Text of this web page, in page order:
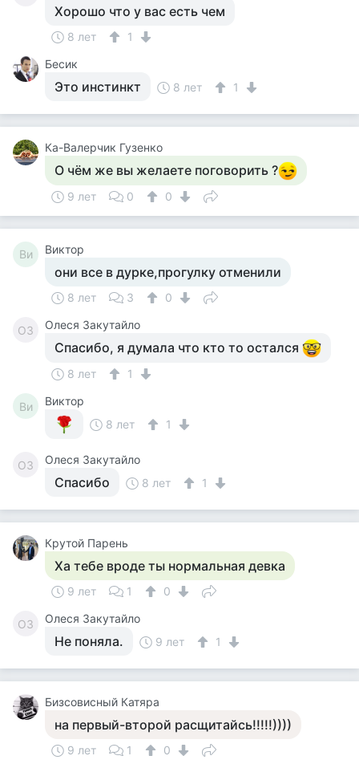
Хорошо что у вас есть чем
8 лет
1
Бесик
Это инстинкт 8 лет 1
Ка-Валерчик Гузенко
О чём же вы желаете поговорить ?
9 лет 0 0
Ви Виктор
они все в дурке,прогулку отменили
8 лет 3 0
ОЗ Олеся Закутайло
Спасибо, я думала что кто то остался
8 лет 1
Ви
Виктор
8 лет
1
ОЗ Олеся Закутайло
Спасибо 8 лет 1
Крутой Парень
Ха тебе вроде ты нормальная девка
9 лет 1 0
ОЗ Олеся Закутайло
Не поняла. 9 лет 1
Бизсовисный Катяра
на первый-второй расщитайсь!!!!!))))
9 лет 1 0